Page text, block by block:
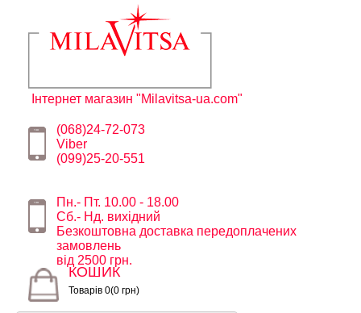
Інтернет магазин "Milavitsa-ua.com"
(068)24-72-073
Viber
(099)25-20-551
Пн.- Пт. 10.00 - 18.00
Сб.- Нд. вихідний
Безкоштовна доставка передоплачених
замовлень
від 2500 грн.
КОШИК
Товарів 0(0 грн)